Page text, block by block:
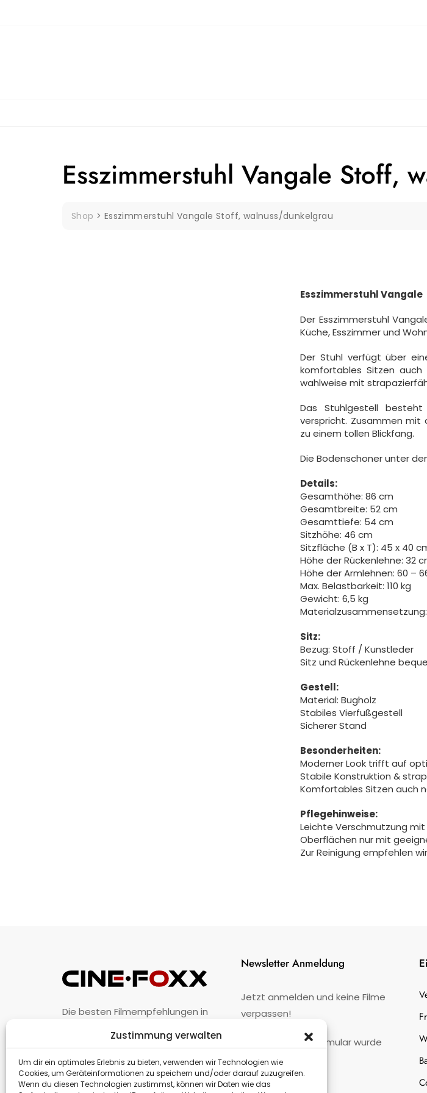
Zustimmung verwalten
Um dir ein optimales Erlebnis zu bieten, verwenden wir Technologien wie
Cookies, um Geräteinformationen zu speichern und/oder darauf zuzugreifen.
Wenn du diesen Technologien zustimmst, können wir Daten wie das
Esszimmerstuhl Vangale Stoff,
Shop > Esszimmerstuhl Vangale Stoff, walnuss/dunkelgrau
Esszimmerstuhl Vangale
Der Esszimmerstuhl
Küche, Esszimmer und
Der Stuhl verfügt über
komfortables Sitzen
wahlweise mit
Das Stuhlgestell besteht
verspricht. Zusammen mit
zu einem tollen Blickfang.
Die Bodenschoner unter
Details:
Gesamthöhe: 86 cm
Gesamtbreite: 52 cm
Gesamttiefe: 54 cm
Sitzhöhe: 46 cm
Sitzfläche (B x T): 45 x 40
Höhe der Rückenlehne: 32
Höhe der Armlehnen: 60 –
Max. Belastbarkeit: 110 kg
Gewicht: 6,5 kg
Sitz:
Bezug: Stoff / Kunstleder
Sitz und Rückenlehne
Gestell:
Material: Bugholz
Stabiles Vierfußgestell
Sicherer Stand
Besonderheiten:
Moderner Look trifft auf
Stabile Konstruktion &
Komfortables Sitzen auch
Pflegehinweise:
Leichte Verschmutzung
Oberflächen nur mit
Zur Reinigung empfehlen
Die besten Filmempfehlungen in
Unternehmen · Impressum · Kontakt
Newsletter Anmeldung
Jetzt anmelden und keine Filme
verpassen!
Kontaktformular wurde
nicht gefunden.